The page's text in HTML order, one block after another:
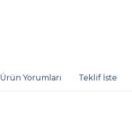
Ürün Yorumları Teklif İste